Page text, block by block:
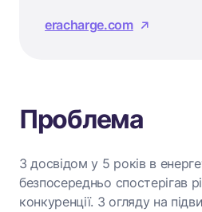
eracharge.com
Проблема
З досвідом у 5 років в
безпосередньо спостерігав
конкуренції. З огляду на